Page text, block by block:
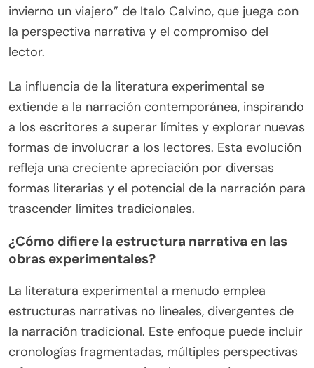
invierno un viajero” de Italo Calvino, que juega con
la perspectiva narrativa y el compromiso del
lector.
La influencia de la literatura experimental se
extiende a la narración contemporánea, inspirando
a los escritores a superar límites y explorar nuevas
formas de involucrar a los lectores. Esta evolución
refleja una creciente apreciación por diversas
formas literarias y el potencial de la narración para
trascender límites tradicionales.
¿Cómo difiere la estructura narrativa en las
obras experimentales?
La literatura experimental a menudo emplea
estructuras narrativas no lineales, divergentes de
la narración tradicional. Este enfoque puede incluir
cronologías fragmentadas, múltiples perspectivas